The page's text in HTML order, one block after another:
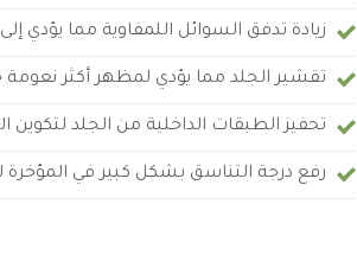
زيادة تدفق السوائل اللمفاوية مما يؤدي
تقشير الجلد مما يؤدي لمظهر أكثر
تحفيز الطبقات الداخلية من الجلد لتكوين
رفع درجة التناسق بشكل كبير في